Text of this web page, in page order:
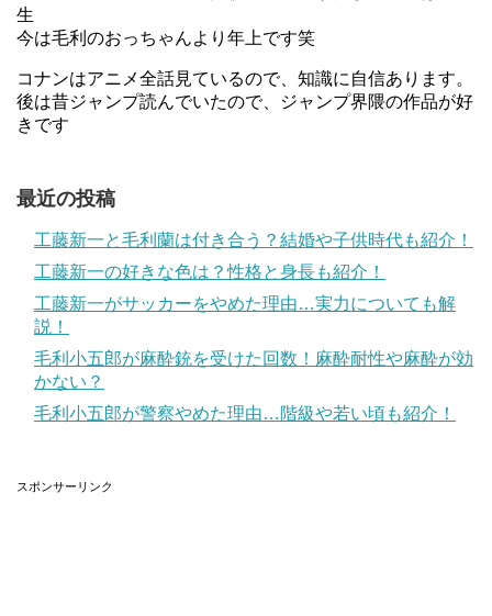
生
今は毛利のおっちゃんより年上です笑
コナンはアニメ全話見ているので、知識に自信あります。
後は昔ジャンプ読んでいたので、ジャンプ界隈の作品が好
きです
最近の投稿
工藤新一と毛利蘭は付き合う？結婚や子供時代も紹介！
工藤新一の好きな色は？性格と身長も紹介！
工藤新一がサッカーをやめた理由…実力についても解
説！
毛利小五郎が麻酔銃を受けた回数！麻酔耐性や麻酔が効
かない？
毛利小五郎が警察やめた理由…階級や若い頃も紹介！
スポンサーリンク